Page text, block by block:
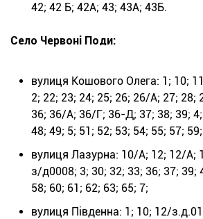
42; 42 Б; 42А; 43; 43А; 43Б.
Село Червоні Поди:
вулиця Кошового Олега: 1; 10;
2; 22; 23; 24; 25; 26; 26/А; 27; 28;
36; 36/А; 36/Г; 36-Д; 37; 38; 39;
48; 49; 5; 51; 52; 53; 54; 55; 57;
вулиця Лазурна: 10/А; 12; 12/А;
з/д0008; 3; 30; 32; 33; 36; 37; 39;
58; 60; 61; 62; 63; 65; 7;
вулиця Південна: 1; 10; 12/